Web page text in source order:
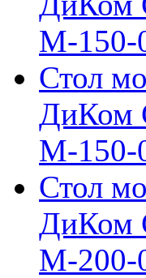
М-150-
Стол
ДиКом
М-150-
Стол
ДиКом
М-200-